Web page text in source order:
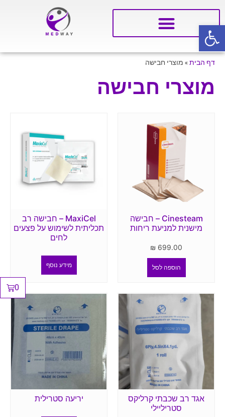
פתח סרגל נגישות
0
דף הבית» מוצרי חבישה
מוצרי חבישה
Cinesteam – חבישה
מישנית למניעת ריחות
699.00
₪
הוספה לסל
MaxiCel – חבישה רב
תכליתית לשימוש על פצעים
לחים
מידע נוסף
אגד רב שכבתי קרליקס
סטריליילי
יריעה סטרילית